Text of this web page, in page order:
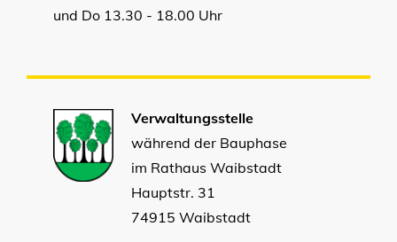
und Do 13.30 - 18.00 Uhr
Verwaltungsstelle
während der Bauphase
im Rathaus Waibstadt
Hauptstr. 31
74915 Waibstadt